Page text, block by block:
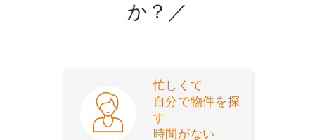
か？／
忙しくて
自分で物件を探
す
時間がない